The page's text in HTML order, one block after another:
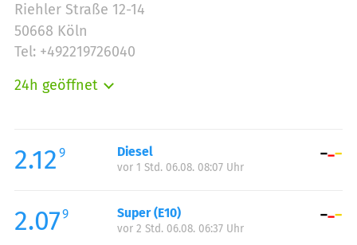
Riehler Straße 12-14
50668 Köln
Tel: +492219726040
24h geöffnet
Mittwoch:
00:00-24:00
Donnerstag:
Samstag:
00:00-24:00
Sonntag:
2.12 9 Diesel
vor 1 Std. 06.08. 08:07 Uhr
2.079 Super (E10)
vor 2 Std. 06.08. 06:37 Uhr